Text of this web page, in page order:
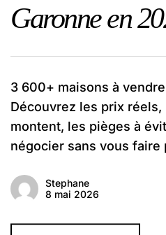
Garonne en
3 600+ maisons à
Découvrez les prix
montent, les pièges à
négocier sans vous faire
Stephane
8 mai 2026